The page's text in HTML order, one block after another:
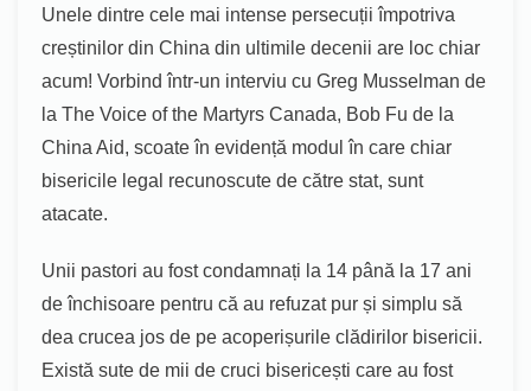
Unele dintre cele mai intense persecuții împotriva
creștinilor din China din ultimile decenii are loc chiar
acum! Vorbind într-un interviu cu Greg Musselman de
la The Voice of the Martyrs Canada, Bob Fu de la
China Aid, scoate în evidență modul în care chiar
bisericile legal recunoscute de către stat, sunt
atacate.
Unii pastori au fost condamnați la 14 până la 17 ani
de închisoare pentru că au refuzat pur și simplu să
dea crucea jos de pe acoperișurile clădirilor bisericii.
Există sute de mii de cruci bisericești care au fost